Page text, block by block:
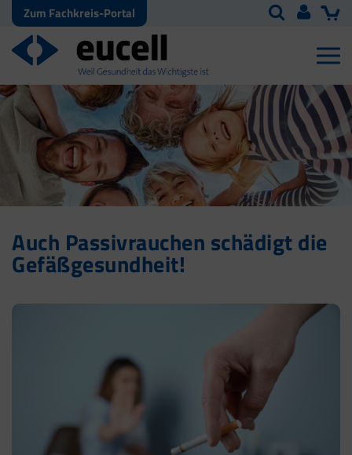
Zum Fachkreis-Portal
Auch Passivrauchen schädigt die
Gefäßgesundheit!